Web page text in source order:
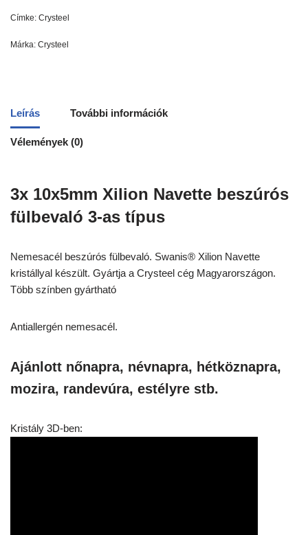
Címke: Crysteel
Márka: Crysteel
Leírás További információk
Vélemények (0)
3x 10x5mm Xilion Navette beszúrós
fülbevaló 3-as típus
Nemesacél beszúrós fülbevaló. Swanis® Xilion Navette
kristállyal készült. Gyártja a Crysteel cég Magyarországon.
Több színben gyártható
Antiallergén nemesacél.
Ajánlott nőnapra, névnapra, hétköznapra,
mozira, randevúra, estélyre stb.
Kristály 3D-ben: